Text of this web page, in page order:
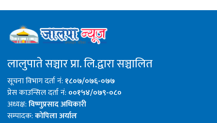
लालुपाते सञ्चार प्रा. लि.द्वारा सञ्चालित
सूचना विभाग दर्ता नं: १८०७/०७६-०७७
प्रेस काउन्सिल दर्ता नं: ००१५४/०७९-०८०
अध्यक्ष:विष्णुप्रसाद अधिकारी
सम्पादक:कोपिला अर्याल